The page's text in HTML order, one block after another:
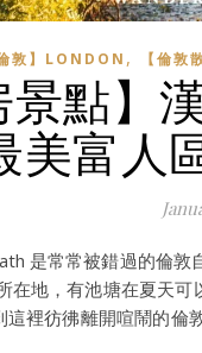
倫敦】LONDON , 【倫敦
景點】
美富人
是常常被錯過的倫敦
在地，有池塘在夏天
裡彷彿離開喧鬧的